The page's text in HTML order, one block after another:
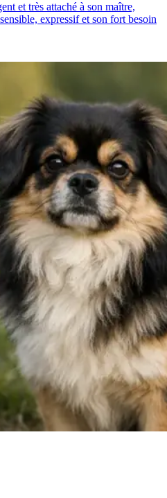
et très attaché à son maître,
expressif et son fort besoin